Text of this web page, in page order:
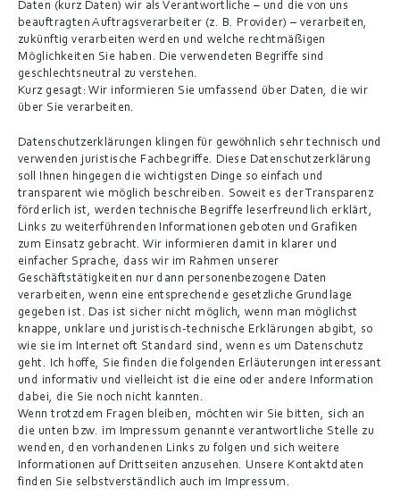
Daten (kurz Daten) wir als Verantwortliche – und die von uns
beauftragten Auftragsverarbeiter (z. B. Provider) – verarbeiten,
zukünftig verarbeiten werden und welche rechtmäßigen
Möglichkeiten Sie haben. Die verwendeten Begriffe sind
geschlechtsneutral zu verstehen.
Kurz gesagt: Wir informieren Sie umfassend über Daten, die wir
über Sie verarbeiten.
Datenschutzerklärungen klingen für gewöhnlich sehr technisch und
verwenden juristische Fachbegriffe. Diese Datenschutzerklärung
soll Ihnen hingegen die wichtigsten Dinge so einfach und
transparent wie möglich beschreiben. Soweit es der Transparenz
förderlich ist, werden technische Begriffe leserfreundlich erklärt,
Links zu weiterführenden Informationen geboten und Grafiken
zum Einsatz gebracht. Wir informieren damit in klarer und
einfacher Sprache, dass wir im Rahmen unserer
Geschäftstätigkeiten nur dann personenbezogene Daten
verarbeiten, wenn eine entsprechende gesetzliche Grundlage
gegeben ist. Das ist sicher nicht möglich, wenn man möglichst
knappe, unklare und juristisch-technische Erklärungen abgibt, so
wie sie im Internet oft Standard sind, wenn es um Datenschutz
geht. Ich hoffe, Sie finden die folgenden Erläuterungen interessant
und informativ und vielleicht ist die eine oder andere Information
dabei, die Sie noch nicht kannten.
Wenn trotzdem Fragen bleiben, möchten wir Sie bitten, sich an
die unten bzw. im Impressum genannte verantwortliche Stelle zu
wenden, den vorhandenen Links zu folgen und sich weitere
Informationen auf Drittseiten anzusehen. Unsere Kontaktdaten
finden Sie selbstverständlich auch im Impressum.